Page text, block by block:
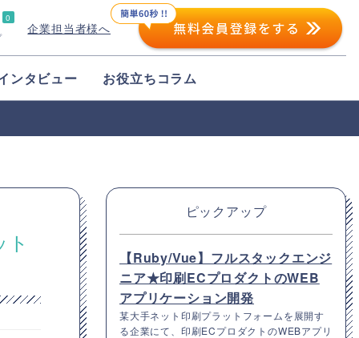
0
企業担当者様へ
ンタビュー お役立ちコラム
ピックアップ
【Ruby/Vue】フルスタックエンジ
ニア★印刷ECプロダクトのWEB
アプリケーション開発
某大手ネット印刷プラットフォームを展開す
る企業にて、印刷ECプロダクトのWEBアプリ